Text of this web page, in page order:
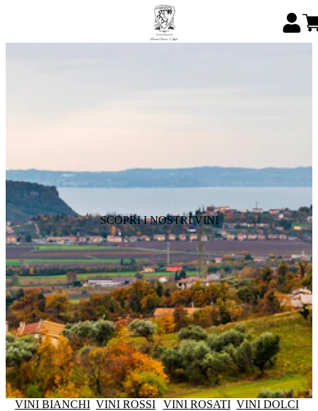
SCOPRI I NOSTRI VINI
VINI BIANCHI VINI ROSSI VINI ROSATI VINI DOLCI